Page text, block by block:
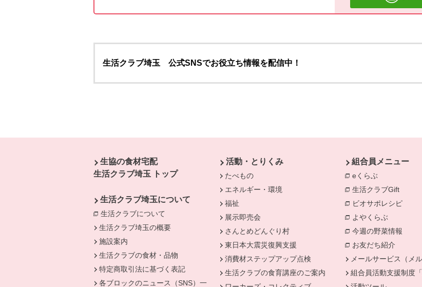
生活クラブ埼玉 公式SNSでお役立ち情報を配信中！
生協の食材宅配
生活クラブ埼玉 トップ
生活クラブ埼玉について
生活クラブについて
別のウィンドウで開きます。
生活クラブ埼玉の概要
施設案内
生活クラブの食材・品物
特定商取引法に基づく表記
各ブロックのニュース（SNS）一
活動・とりくみ
たべもの
エネルギー・環境
福祉
展示即売会
さんとめどんぐり村
東日本大震災復興支援
消費材ステップアップ点検
生活クラブの食育講座のご案内
組合員メニュー
eくらぶ
生活クラブGift
別のウィンドウで開き
ビオサポレシピ 別の
よやくらぶ 別のウィ
今週の野菜情報 別の
お友だち紹介
メールサービス（メル
組合員活動支援制度「